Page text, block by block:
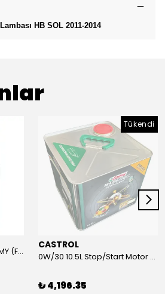
HB SOL 2011-2014
0W/20 6.2L Motor Yağı | FMY (Ford Motor Yağları)
Tükendi
CASTROL
0W/30 10.5L Stop/Start Motor Yağı | CASTROL
₺ 4,196.35